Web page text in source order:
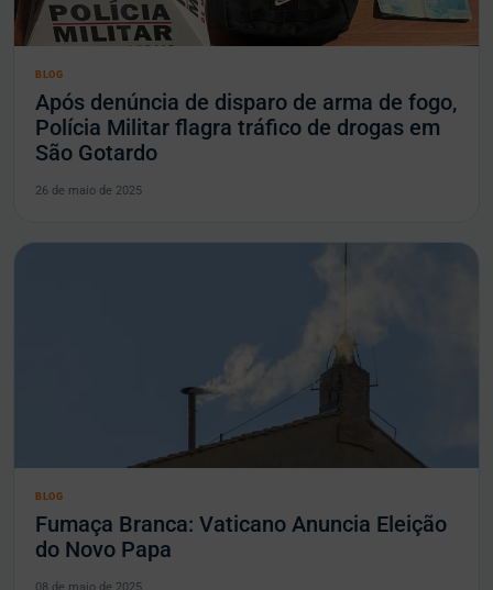
BLOG
Após denúncia de disparo de arma de fogo,
Polícia Militar flagra tráfico de drogas em
São Gotardo
26 de maio de 2025
BLOG
Fumaça Branca: Vaticano Anuncia Eleição
do Novo Papa